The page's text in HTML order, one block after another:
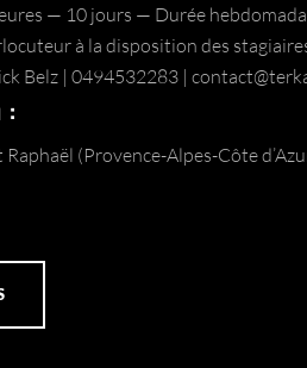
— 10 jours — Durée
à la disposition des
Belz | 0494532283 |
:
Raphaël (Provence-Alpes-Côte